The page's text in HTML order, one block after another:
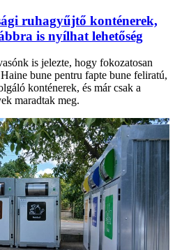
ruhagyűjtő konténerek,
is nyílhat lehetőség
is jelezte, hogy fokozatosan
bune pentru fapte bune feliratú,
konténerek, és már csak a
maradtak meg.